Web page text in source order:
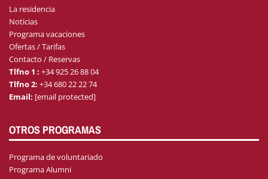
La residencia
Noticias
Programa vacaciones
Ofertas / Tarifas
Contacto / Reservas
Tlfno 1 : +34 925 26 88 04
Tlfno 2: +34 680 22 22 74
Email: [email protected]
OTROS PROGRAMAS
Programa de voluntariado
Programa Alumni